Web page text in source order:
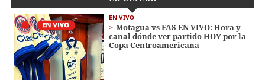
EN VIVO
Motagua vs FAS EN VIVO: Hora y
canal dónde ver partido HOY por la
Copa Centroamericana